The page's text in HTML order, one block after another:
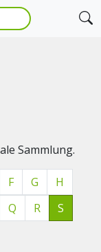
Sammlung.
F G
H
Q R
S